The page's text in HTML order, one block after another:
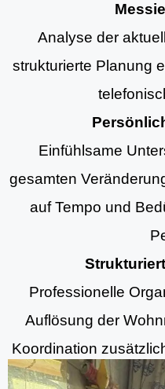
Analyse der
strukturierte Planung
Einfühlsame
gesamten
auf Tempo und
Professionelle
Auflösung der
Koordination
Aufräumung,